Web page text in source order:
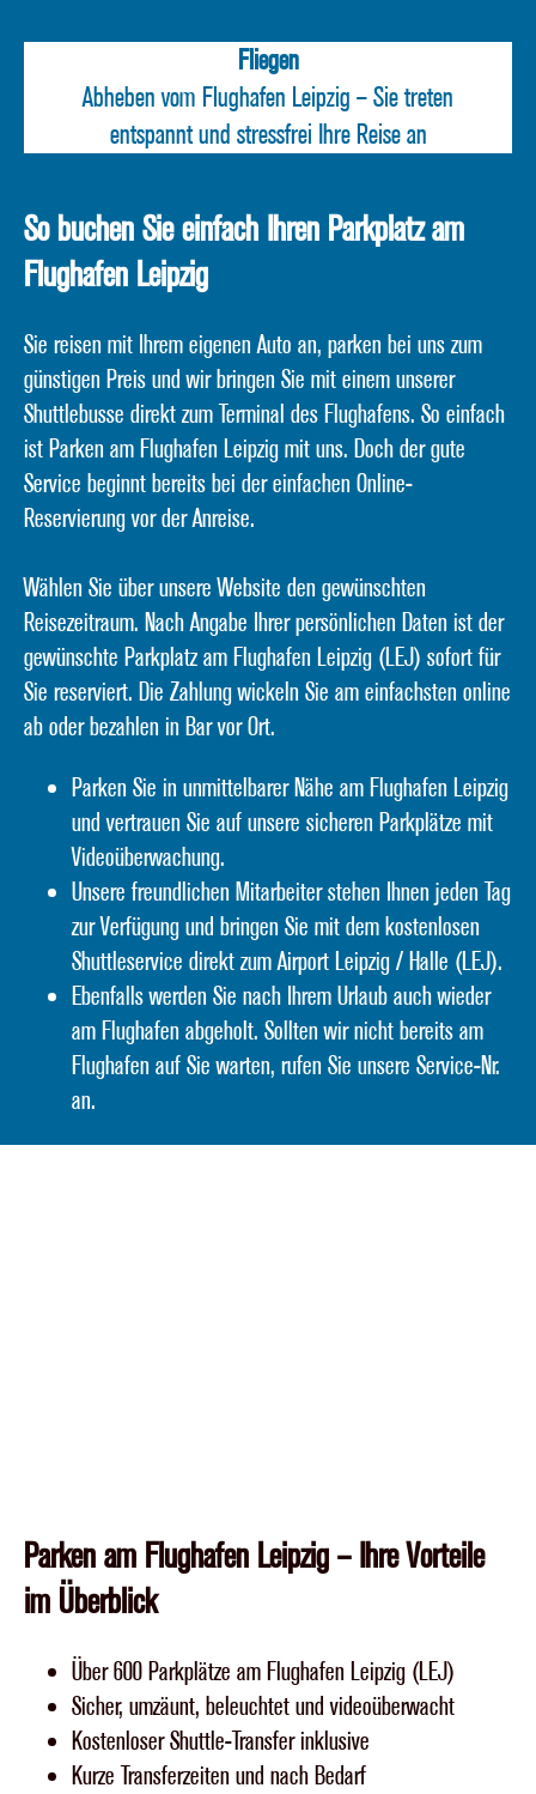
Fliegen
Abheben vom Flughafen Leipzig – Sie treten
entspannt und stressfrei Ihre Reise an
So buchen Sie einfach Ihren Parkplatz am
Flughafen Leipzig
Sie reisen mit Ihrem eigenen Auto an, parken bei uns zum
günstigen Preis und wir bringen Sie mit einem unserer
Shuttlebusse direkt zum Terminal des Flughafens. So einfach
ist Parken am Flughafen Leipzig mit uns. Doch der gute
Service beginnt bereits bei der einfachen Online-
Reservierung vor der Anreise.
Wählen Sie über unsere Website den gewünschten
Reisezeitraum. Nach Angabe Ihrer persönlichen Daten ist der
gewünschte Parkplatz am Flughafen Leipzig (LEJ) sofort für
Sie reserviert. Die Zahlung wickeln Sie am einfachsten online
ab oder bezahlen in Bar vor Ort.
Parken Sie in unmittelbarer Nähe am Flughafen Leipzig
und vertrauen Sie auf unsere sicheren Parkplätze mit
Videoüberwachung.
Unsere freundlichen Mitarbeiter stehen Ihnen jeden Tag
zur Verfügung und bringen Sie mit dem kostenlosen
Shuttleservice direkt zum Airport Leipzig / Halle (LEJ).
Ebenfalls werden Sie nach Ihrem Urlaub auch wieder
am Flughafen abgeholt. Sollten wir nicht bereits am
Flughafen auf Sie warten, rufen Sie unsere Service-Nr.
an.
Parken am Flughafen Leipzig – Ihre Vorteile
im Überblick
Über 600 Parkplätze am Flughafen Leipzig (LEJ)
Sicher, umzäunt, beleuchtet und videoüberwacht
Kostenloser Shuttle-Transfer inklusive
Kurze Transferzeiten und nach Bedarf